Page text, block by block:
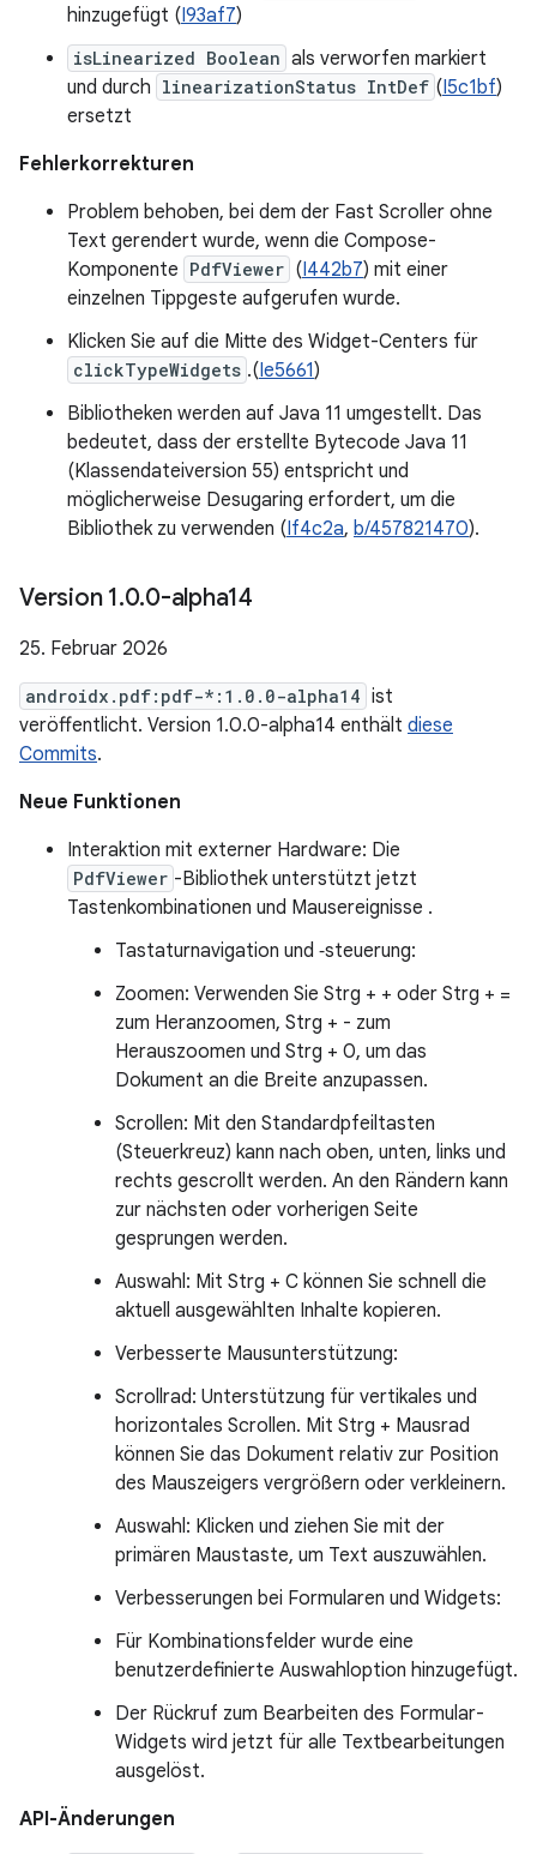
hinzugefügt (I93af7)
isLinearized Boolean als verworfen markiert
und durch linearizationStatus IntDef (I5c1bf)
ersetzt
Fehlerkorrekturen
Problem behoben, bei dem der Fast Scroller ohne
Text gerendert wurde, wenn die Compose-
Komponente PdfViewer (I442b7) mit einer
einzelnen Tippgeste aufgerufen wurde.
Klicken Sie auf die Mitte des Widget-Centers für
clickTypeWidgets .(Ie5661)
Bibliotheken werden auf Java 11 umgestellt. Das
bedeutet, dass der erstellte Bytecode Java 11
(Klassendateiversion 55) entspricht und
möglicherweise Desugaring erfordert, um die
Bibliothek zu verwenden (If4c2a, b/457821470).
Version 1.0.0-alpha14
25. Februar 2026
androidx.pdf:pdf-*:1.0.0-alpha14 ist
veröffentlicht. Version 1.0.0-alpha14 enthält diese
Commits.
Neue Funktionen
Interaktion mit externer Hardware: Die
PdfViewer -Bibliothek unterstützt jetzt
Tastenkombinationen und Mausereignisse .
Tastaturnavigation und ‑steuerung:
Zoomen: Verwenden Sie Strg + + oder Strg + =
zum Heranzoomen, Strg + - zum
Herauszoomen und Strg + 0, um das
Dokument an die Breite anzupassen.
Scrollen: Mit den Standardpfeiltasten
(Steuerkreuz) kann nach oben, unten, links und
rechts gescrollt werden. An den Rändern kann
zur nächsten oder vorherigen Seite
gesprungen werden.
Auswahl: Mit Strg + C können Sie schnell die
aktuell ausgewählten Inhalte kopieren.
Verbesserte Mausunterstützung:
Scrollrad: Unterstützung für vertikales und
horizontales Scrollen. Mit Strg + Mausrad
können Sie das Dokument relativ zur Position
des Mauszeigers vergrößern oder verkleinern.
Auswahl: Klicken und ziehen Sie mit der
primären Maustaste, um Text auszuwählen.
Verbesserungen bei Formularen und Widgets:
Für Kombinationsfelder wurde eine
benutzerdefinierte Auswahloption hinzugefügt.
Der Rückruf zum Bearbeiten des Formular-
Widgets wird jetzt für alle Textbearbeitungen
ausgelöst.
API-Änderungen